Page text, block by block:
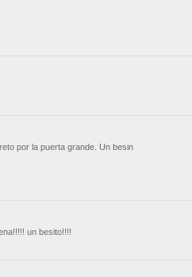
por la puerta grande. Un besin
un besito!!!!